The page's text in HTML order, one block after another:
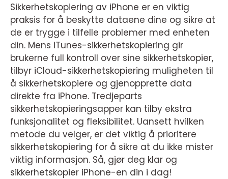
Sikkerhetskopiering av iPhone er en viktig
praksis for å beskytte dataene dine og sikre at
de er trygge i tilfelle problemer med enheten
din. Mens iTunes-sikkerhetskopiering gir
brukerne full kontroll over sine sikkerhetskopier,
tilbyr iCloud-sikkerhetskopiering muligheten til
å sikkerhetskopiere og gjenopprette data
direkte fra iPhone. Tredjeparts
sikkerhetskopieringsapper kan tilby ekstra
funksjonalitet og fleksibilitet. Uansett hvilken
metode du velger, er det viktig å prioritere
sikkerhetskopiering for å sikre at du ikke mister
viktig informasjon. Så, gjør deg klar og
sikkerhetskopier iPhone-en din i dag!